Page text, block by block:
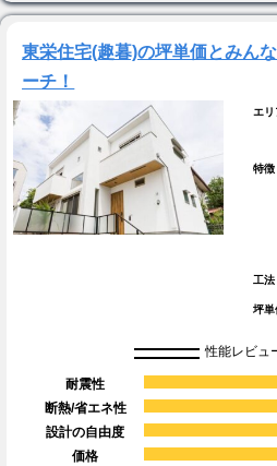
東栄住宅(趣暮)の坪単価とみん
ーチ！
エリ
特徴
工法
坪単
性能レビュ
耐震性
断熱/省エネ性
設計の自由度
価格